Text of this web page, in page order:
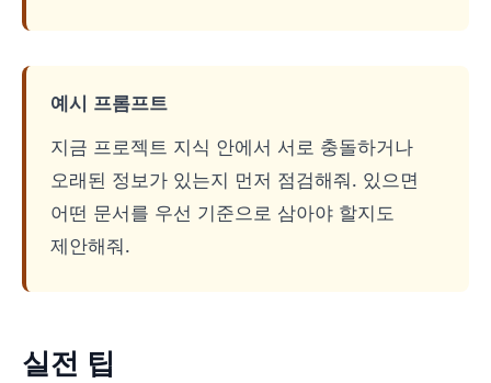
예시 프롬프트
지금 프로젝트 지식 안에서 서로 충돌하거나
오래된 정보가 있는지 먼저 점검해줘. 있으면
어떤 문서를 우선 기준으로 삼아야 할지도
제안해줘.
실전 팁